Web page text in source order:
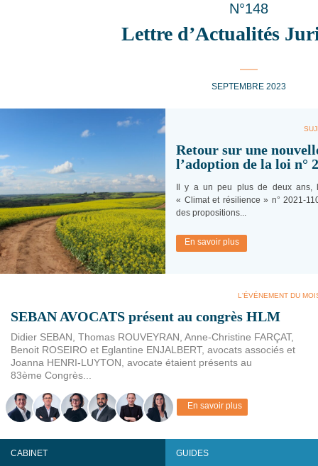
N°148
Lettre d’Actualités
SEPTEMBRE 2023
Retour sur une
l’adoption de la loi n°
Il y a un peu plus de deux ans,
« Climat et résilience » n° 2021-
des propositions...
En savoir plus
L'ÉVÉNEMENT DU
SEBAN AVOCATS présent au congrès HLM
Didier SEBAN, Thomas ROUVEYRAN, Anne-Christine FARÇAT,
Benoit ROSEIRO et Eglantine ENJALBERT, avocats associés et
Joanna HENRI-LUYTON, avocate étaient présents au
83ème Congrès...
En savoir plus
CABINET GUIDES